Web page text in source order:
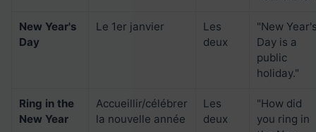
New Year's
Day
Le 1er janvier
Les
deux
"New
Day is a
public
holiday."
Ring in the
New Year
Accueillir/célébrer
la nouvelle année
Les
deux
"How did
you ring in